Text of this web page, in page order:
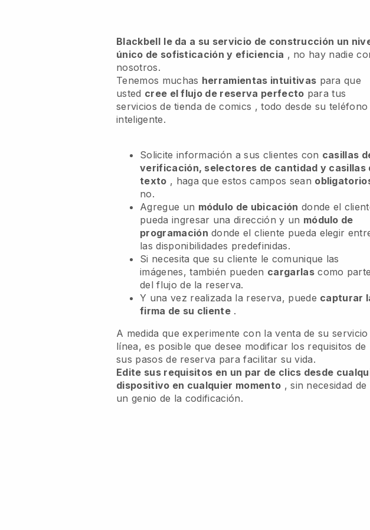
Blackbell le da a su servicio de construcción un
único de sofisticación y eficiencia , no hay nadie
nosotros.
Tenemos muchas herramientas intuitivas para que
usted cree el flujo de reserva perfecto para tus
servicios de tienda de comics , todo desde su teléfono
inteligente.
Solicite información a sus clientes con casillas
verificación, selectores de cantidad y casillas
texto , haga que estos campos sean
no.
Agregue un módulo de ubicación donde el
pueda ingresar una dirección y un módulo de
programación donde el cliente pueda elegir
las disponibilidades predefinidas.
Si necesita que su cliente le comunique las
imágenes, también pueden cargarlascomo parte
del flujo de la reserva.
Y una vez realizada la reserva, puede capturar
firma de su cliente .
A medida que experimente con la venta de su servicio
línea, es posible que desee modificar los requisitos de
sus pasos de reserva para facilitar su vida.
Edite sus requisitos en un par de clics desde
dispositivo en cualquier momento , sin necesidad de
un genio de la codificación.